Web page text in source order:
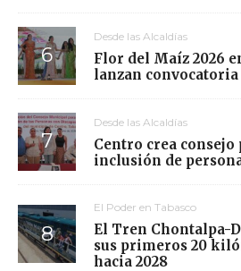
Desde las Alcaldías
Flor del Maíz 2026
lanzan convocatoria
Desde las Alcaldías
Centro crea
inclusión de
El Poder en Tabasco
El Tren Chontalpa-
sus primeros 20
hacia 2028